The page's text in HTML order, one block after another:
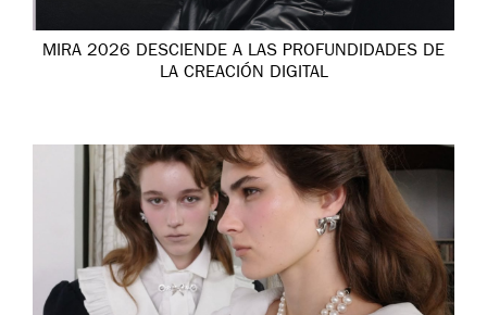
MIRA 2026 DESCIENDE A LAS PROFUNDIDADES DE
LA CREACIÓN DIGITAL